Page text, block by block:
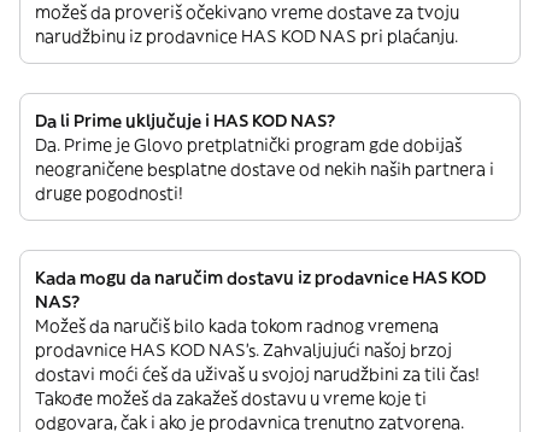
možeš da proveriš očekivano vreme dostave za tvoju
narudžbinu iz prodavnice HAS KOD NAS pri plaćanju.
Da li Prime uključuje i HAS KOD NAS?
Da. Prime je Glovo pretplatnički program gde dobijaš
neograničene besplatne dostave od nekih naših partnera i
druge pogodnosti!
Kada mogu da naručim dostavu iz prodavnice HAS KOD
NAS?
Možeš da naručiš bilo kada tokom radnog vremena
prodavnice HAS KOD NAS’s. Zahvaljujući našoj brzoj
dostavi moći ćeš da uživaš u svojoj narudžbini za tili čas!
Takođe možeš da zakažeš dostavu u vreme koje ti
odgovara, čak i ako je prodavnica trenutno zatvorena.